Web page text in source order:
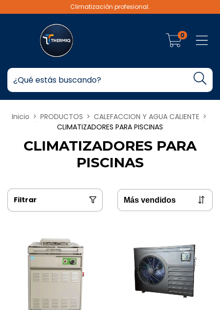
Climatización profesional.
0
Inicio > PRODUCTOS > CALEFACCION Y AGUA CALIENTE >
CLIMATIZADORES PARA PISCINAS
CLIMATIZADORES PARA
PISCINAS
Filtrar